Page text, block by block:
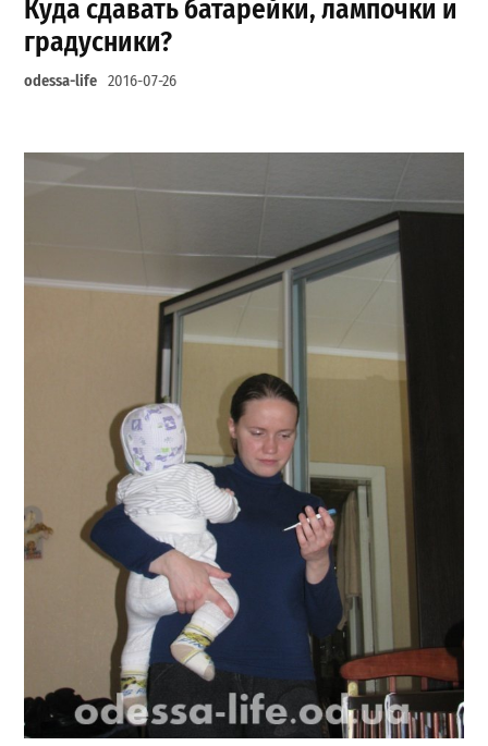
Куда сдавать батарейки, лампочки и
градусники?
odessa-life 2016-07-26